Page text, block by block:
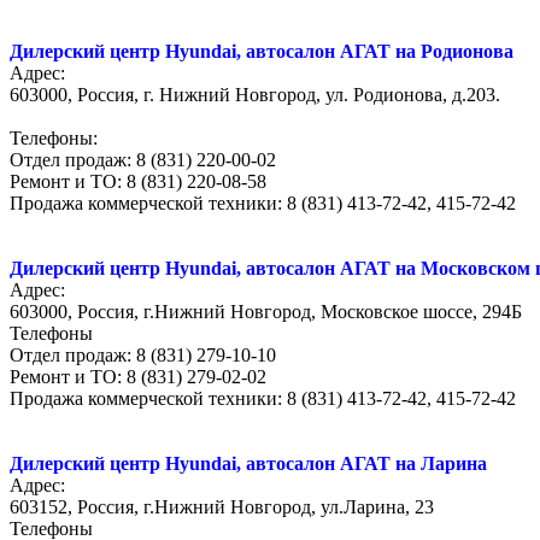
Дилерский центр Hyundai, автосалон АГАТ на Родионова
Адрес:
603000, Россия, г. Нижний Новгород, ул. Родионова, д.203.
Телефоны:
Отдел продаж: 8 (831) 220-00-02
Ремонт и ТО: 8 (831) 220-08-58
Продажа коммерческой техники: 8 (831) 413-72-42, 415-72-42
Дилерский центр Hyundai, автосалон АГАТ на Московском
Адрес:
603000, Россия, г.Нижний Новгород, Московское шоссе, 294Б
Телефоны
Отдел продаж: 8 (831) 279-10-10
Ремонт и ТО: 8 (831) 279-02-02
Продажа коммерческой техники: 8 (831) 413-72-42, 415-72-42
Дилерский центр Hyundai, автосалон АГАТ на Ларина
Адрес:
603152, Россия, г.Нижний Новгород, ул.Ларина, 23
Телефоны